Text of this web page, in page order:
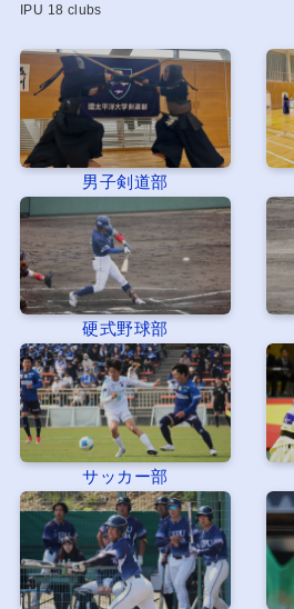
IPU 18 clubs
男子剣道部
硬式野球部
サッカー部